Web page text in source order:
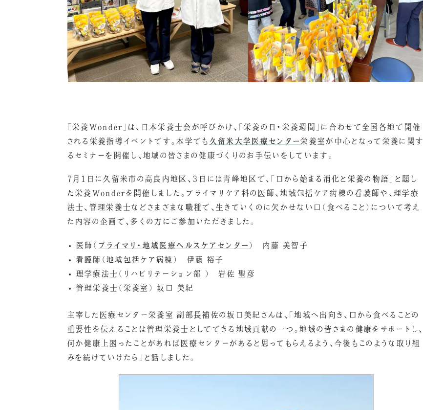
「栄養Wonder」は、日本栄養士会が呼びかけ、「栄養の日・栄養週間」に合わせて全国各地で開催
される栄養指導イベントです。本学でも 久留米大学医療センター栄養室が中心となって栄養に関す
るセミナーを開催し、地域の皆さまの健康づくりのお手伝いをしています。
7月1日に久留米市の高良内地区、３日には青峰地区で、「
口から始まる消化と栄養の物語」と題し
た 栄養Wonderを開催しました。プライマリケア科の医師、地域包括ケア病棟の看護師や、理学療
法士、管理栄養士などさまざまな職種で、生きていくのに欠かせない口（食べること）について考え
た内容の企画で、多くの方にご参加いただきました。
医師（ プライマリ・地域医療ヘルスケアセンター ） 内藤 美智子
看護師（地域包括ケア病棟） 伊藤 裕子
理学療法士（リハビリテーション部 ） 岩佐 聖彦
管理栄養士（栄養室） 坂口 美紀
主宰した医療センター栄養室 副部長補佐の坂口美紀さんは、「地域へ出向き、口から食べることの
重要性を伝えることは管理栄養士としてできる地域貢献の一つ。地域の皆さまの健康をサポートし、
何か健康上困ったことがあれば医療センターがあると思ってもらえるよう、今後もこのような取り組
みを続けていけたら」と話しました。